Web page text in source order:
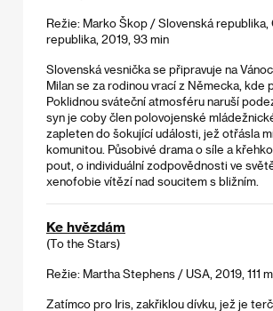
Režie: Marko Škop / Slovenská republika,
republika, 2019, 93 min
Slovenská vesnička se připravuje na
Milan se za rodinou vrací z Německa, kde
Poklidnou sváteční atmosféru naruší
syn je coby člen polovojenské
zapleten do šokující události, jež otřásla
komunitou. Působivé drama o síle a
pout, o individuální zodpovědnosti ve
xenofobie vítězí nad soucitem s bližním.
Ke hvězdám
(To the Stars)
Režie: Martha Stephens / USA, 2019, 111
Zatímco pro Iris, zakřiklou dívku, jež je